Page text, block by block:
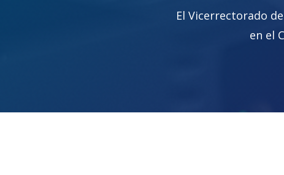
El Vicerrectorado
en el